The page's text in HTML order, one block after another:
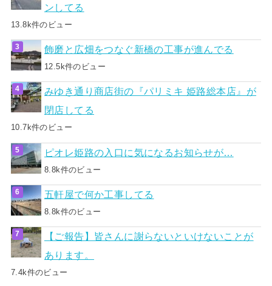
ンしてる
13.8k件のビュー
飾磨と広畑をつなぐ新橋の工事が進んでる
12.5k件のビュー
みゆき通り商店街の『パリミキ 姫路総本店』が
閉店してる
10.7k件のビュー
ピオレ姫路の入口に気になるお知らせが…
8.8k件のビュー
五軒屋で何か工事してる
8.8k件のビュー
【ご報告】皆さんに謝らないといけないことが
あります。
7.4k件のビュー